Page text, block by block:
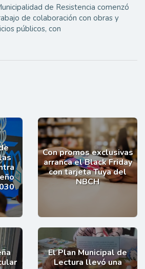
de Resistencia comenzó
de colaboración con obras y
públicos, con
Con promos exclusivas
arranca el Black Friday
con tarjeta Tuya del
NBCH
El Plan Municipal de
Lectura llevó una